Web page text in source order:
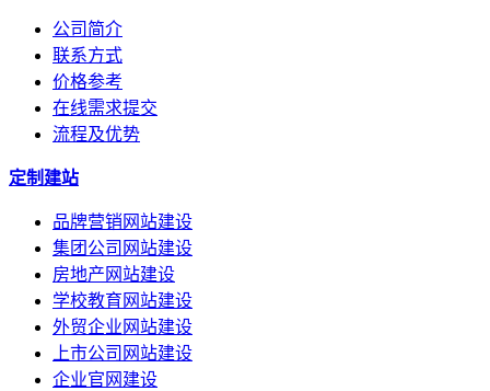
公司简介
联系方式
价格参考
在线需求提交
流程及优势
定制建站
品牌营销网站建设
集团公司网站建设
房地产网站建设
学校教育网站建设
外贸企业网站建设
上市公司网站建设
企业官网建设